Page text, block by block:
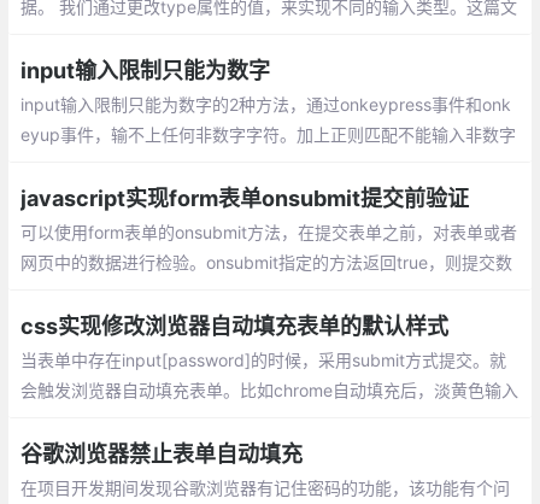
据。 我们通过更改type属性的值，来实现不同的输入类型。这篇文
input输入限制只能为数字
input输入限制只能为数字的2种方法，通过onkeypress事件和onk
eyup事件，输不上任何非数字字符。加上正则匹配不能输入非数字
javascript实现form表单onsubmit提交前验证
可以使用form表单的onsubmit方法，在提交表单之前，对表单或者
网页中的数据进行检验。onsubmit指定的方法返回true，则提交数
css实现修改浏览器自动填充表单的默认样式
当表单中存在input[password]的时候，采用submit方式提交。就
会触发浏览器自动填充表单。比如chrome自动填充后，淡黄色输入
的
谷歌浏览器禁止表单自动填充
在项目开发期间发现谷歌浏览器有记住密码的功能，该功能有个问